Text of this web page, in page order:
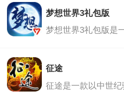
略。
优美的画面和动感的音乐，带
社交互动元素，可以和全球
完成更复杂任务。
梦想世界3礼包版
征途